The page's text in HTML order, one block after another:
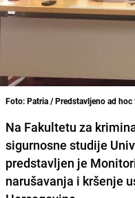
Foto: Patria / Predstavljeno ad hoc
Na Fakultetu za
sigurnosne studije
predstavljen je
narušavanja i kršenje